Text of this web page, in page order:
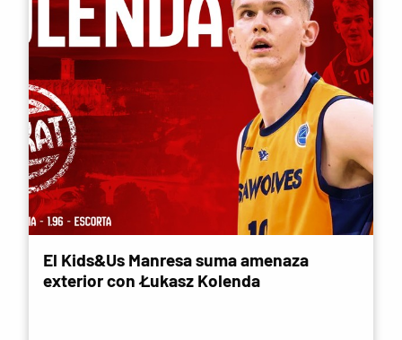
El Kids&Us Manresa suma amenaza
exterior con Łukasz Kolenda